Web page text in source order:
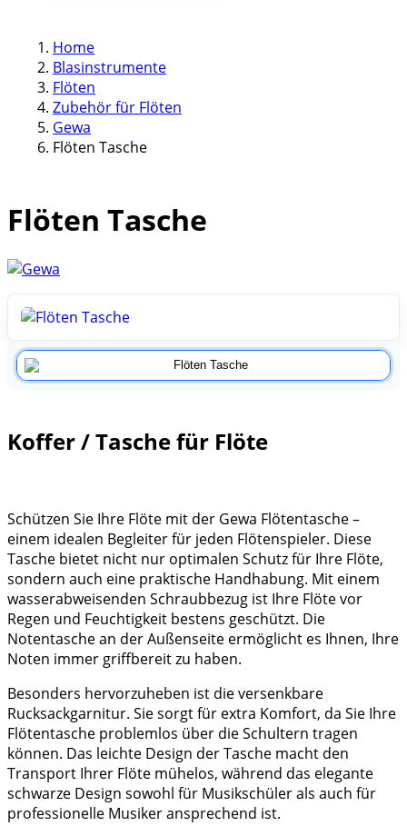
Home
Blasinstrumente
Flöten
Zubehör für Flöten
Gewa
Flöten Tasche
Flöten Tasche
Koffer / Tasche für Flöte
Schützen Sie Ihre Flöte mit der Gewa Flötentasche –
einem idealen Begleiter für jeden Flötenspieler. Diese
Tasche bietet nicht nur optimalen Schutz für Ihre Flöte,
sondern auch eine praktische Handhabung. Mit einem
wasserabweisenden Schraubbezug ist Ihre Flöte vor
Regen und Feuchtigkeit bestens geschützt. Die
Notentasche an der Außenseite ermöglicht es Ihnen, Ihre
Noten immer griffbereit zu haben.
Besonders hervorzuheben ist die versenkbare
Rucksackgarnitur. Sie sorgt für extra Komfort, da Sie Ihre
Flötentasche problemlos über die Schultern tragen
können. Das leichte Design der Tasche macht den
Transport Ihrer Flöte mühelos, während das elegante
schwarze Design sowohl für Musikschüler als auch für
professionelle Musiker ansprechend ist.